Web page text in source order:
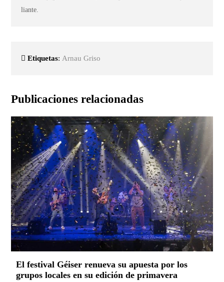
liante.
Etiquetas: Arnau Griso
Publicaciones relacionadas
El festival Géiser renueva su apuesta por los
grupos locales en su edición de primavera